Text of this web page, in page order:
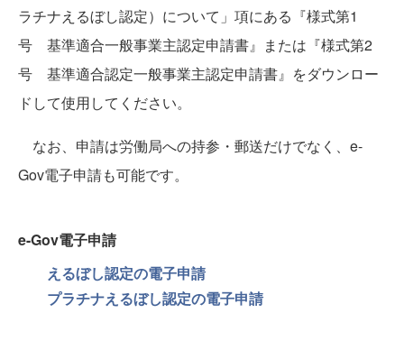
ラチナえるぼし認定）について」項にある『様式第1
号 基準適合一般事業主認定申請書』または『様式第2
号 基準適合認定一般事業主認定申請書』をダウンロー
ドして使用してください。
なお、申請は労働局への持参・郵送だけでなく、e-
Gov電子申請も可能です。
e-Gov電子申請
えるぼし認定の電子申請
プラチナえるぼし認定の電子申請